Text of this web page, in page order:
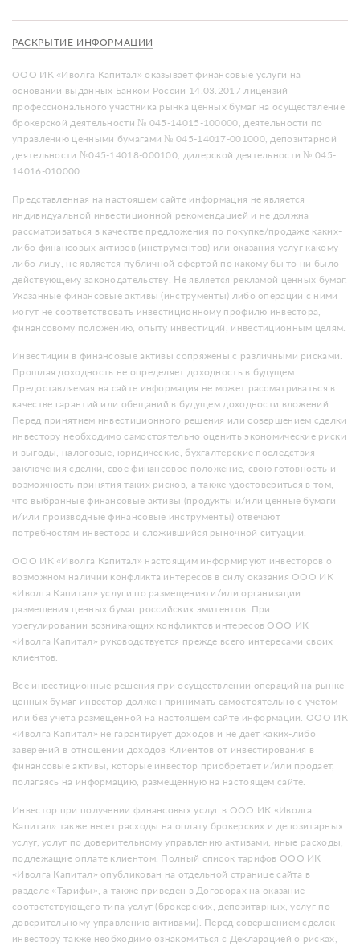
РАСКРЫТИЕ ИНФОРМАЦИИ
ООО ИК «Иволга Капитал» оказывает финансовые услуги на
основании выданных Банком России 14.03.2017 лицензий
профессионального участника рынка ценных бумаг на осуществление
брокерской деятельности № 045-14015-100000, деятельности по
управлению ценными бумагами № 045-14017-001000, депозитарной
деятельности №045-14018-000100, дилерской деятельности № 045-
14016-010000.
Представленная на настоящем сайте информация не является
индивидуальной инвестиционной рекомендацией и не должна
рассматриваться в качестве предложения по покупке/продаже каких-
либо финансовых активов (инструментов) или оказания услуг какому-
либо лицу, не является публичной офертой по какому бы то ни было
действующему законодательству. Не является рекламой ценных бумаг.
Указанные финансовые активы (инструменты) либо операции с ними
могут не соответствовать инвестиционному профилю инвестора,
финансовому положению, опыту инвестиций, инвестиционным целям.
Инвестиции в финансовые активы сопряжены с различными рисками.
Прошлая доходность не определяет доходность в будущем.
Предоставляемая на сайте информация не может рассматриваться в
качестве гарантий или обещаний в будущем доходности вложений.
Перед принятием инвестиционного решения или совершением сделки
инвестору необходимо самостоятельно оценить экономические риски
и выгоды, налоговые, юридические, бухгалтерские последствия
заключения сделки, свое финансовое положение, свою готовность и
возможность принятия таких рисков, а также удостовериться в том,
что выбранные финансовые активы (продукты и/или ценные бумаги
и/или производные финансовые инструменты) отвечают
потребностям инвестора и сложившийся рыночной ситуации.
ООО ИК «Иволга Капитал» настоящим информируют инвесторов о
возможном наличии конфликта интересов в силу оказания ООО ИК
«Иволга Капитал» услуги по размещению и/или организации
размещения ценных бумаг российских эмитентов. При
урегулировании возникающих конфликтов интересов ООО ИК
«Иволга Капитал» руководствуется прежде всего интересами своих
клиентов.
Все инвестиционные решения при осуществлении операций на рынке
ценных бумаг инвестор должен принимать самостоятельно с учетом
или без учета размещенной на настоящем сайте информации. ООО ИК
«Иволга Капитал» не гарантирует доходов и не дает каких-либо
заверений в отношении доходов Клиентов от инвестирования в
финансовые активы, которые инвестор приобретает и/или продает,
полагаясь на информацию, размещенную на настоящем сайте.
Инвестор при получении финансовых услуг в ООО ИК «Иволга
Капитал» также несет расходы на оплату брокерских и депозитарных
услуг, услуг по доверительному управлению активами, иные расходы,
подлежащие оплате клиентом. Полный список тарифов ООО ИК
«Иволга Капитал» опубликован на отдельной странице сайта в
разделе «Тарифы», а также приведен в Договорах на оказание
соответствующего типа услуг (брокерских, депозитарных, услуг по
доверительному управлению активами). Перед совершением сделок
инвестору также необходимо ознакомиться с Декларацией о рисках,